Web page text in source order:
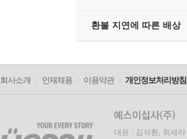
환불 지연에 따른 배상
회사소개 인재채용 이용약관 개인정보처리방침
대표 : 김석환, 최세라